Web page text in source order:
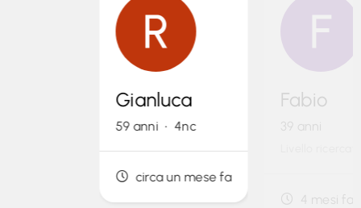
Gianluca
59 anni • 4nc
circa un mese fa
Fabio
39 anni
4 mesi fa